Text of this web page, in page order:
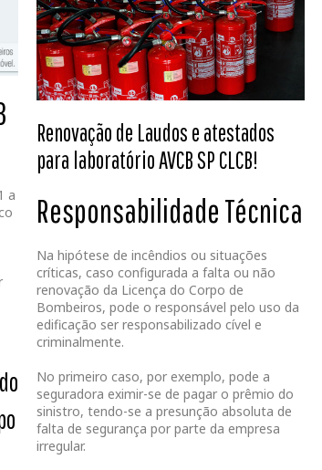
a
Renovação de Laudos e atestados
para laboratórioAVCB SP CLCB!
Responsabilidade Técnica
Na hipótese de incêndios ou situações
críticas, caso configurada a falta ou não
renovação da Licença do Corpo de
Bombeiros, pode o responsável pelo uso da
edificação ser responsabilizado cível e
criminalmente.
No primeiro caso, por exemplo, pode a
seguradora eximir-se de pagar o prêmio do
sinistro, tendo-se a presunção absoluta de
falta de segurança por parte da empresa
irregular.